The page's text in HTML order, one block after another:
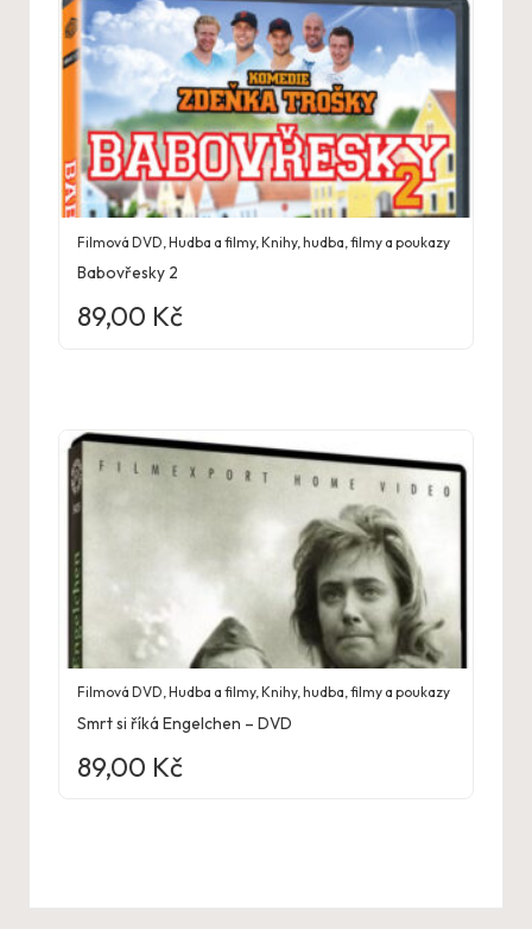
Filmová DVD ,Hudba a filmy,Knihy, hudba, filmy a poukazy
Babovřesky 2
89,00 Kč
Filmová DVD ,Hudba a filmy,Knihy, hudba, filmy a poukazy
Smrt si říká Engelchen – DVD
89,00 Kč